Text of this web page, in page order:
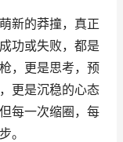
新的莽撞，真正
功或失败，都是
，更是思考，预
更是沉稳的心态
每一次缩圈，每
。